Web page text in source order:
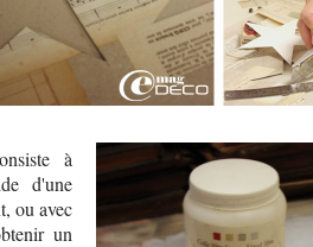
à
d'une
ou avec
un